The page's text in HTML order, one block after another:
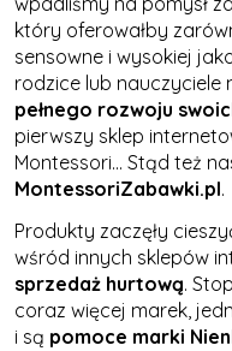
który oferowałby
sensowne i wysokiej
rodzice lub nauczyciele
pełnego rozwoju
pierwszy sklep
Montessori... Stąd też
MontessoriZabawki.pl.
Produkty zaczęły
wśród innych sklepów
sprzedaż hurtową.
coraz więcej marek,
i są pomoce marki